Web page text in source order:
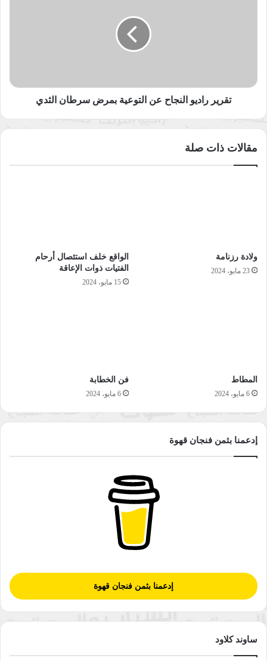
تقرير راديو النجاح عن التوعية بمرض سرطان الثدي
مقالات ذات صلة
ولادة رزنامة
23 مايو، 2024
الواقع خلف استئصال أرحام
الفتيات ذوات الإعاقة
15 مايو، 2024
المطاط
6 مايو، 2024
فن الخطابة
6 مايو، 2024
إدعمنا بثمن فنجان قهوة
إدعمنا بثمن فنجان قهوة
ساوند كلاود